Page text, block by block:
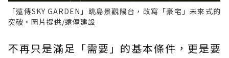
「遠傳SKY GARDEN」跳島景觀陽台，改寫「豪宅」未來式的
突破。圖片提供/遠傳建設
不再只是滿足「需要」的基本條件，更是要